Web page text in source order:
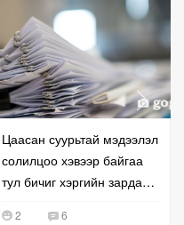
Цаасан суурьтай мэдээлэл
солилцоо хэвээр байгаа
тул бичиг хэргийн зардал
2 6